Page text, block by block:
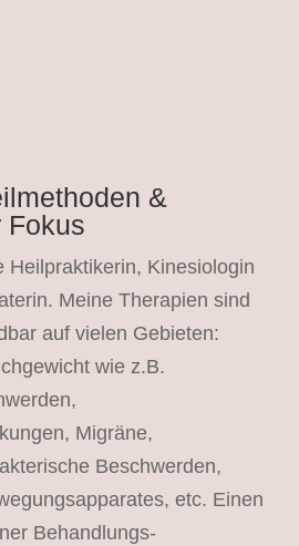
&
Fokus
Heilpraktikerin, Kinesiologin
Meine Therapien sind
auf vielen Gebieten:
wie z.B.
Migräne,
Beschwerden,
etc. Einen
Behandlungs-